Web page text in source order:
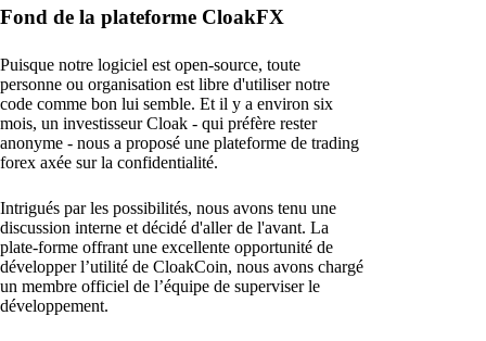
Fond de la plateforme CloakFX
Puisque notre logiciel est open-source, toute
personne ou organisation est libre d'utiliser notre
code comme bon lui semble. Et il y a environ six
mois, un investisseur Cloak - qui préfère rester
anonyme - nous a proposé une plateforme de trading
forex axée sur la confidentialité.
Intrigués par les possibilités, nous avons tenu une
discussion interne et décidé d'aller de l'avant. La
plate-forme offrant une excellente opportunité de
développer l’utilité de CloakCoin, nous avons chargé
un membre officiel de l’équipe de superviser le
développement.